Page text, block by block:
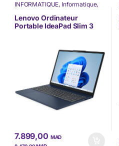
INFORMATIQUE, Informatique,
Nouvel
arrivage, Ordinateur Portable
Ordinateurs Portables,PC
Portable
Lenovo Ordinateur
Portable IdeaPad Slim 3
7.899,00 MAD